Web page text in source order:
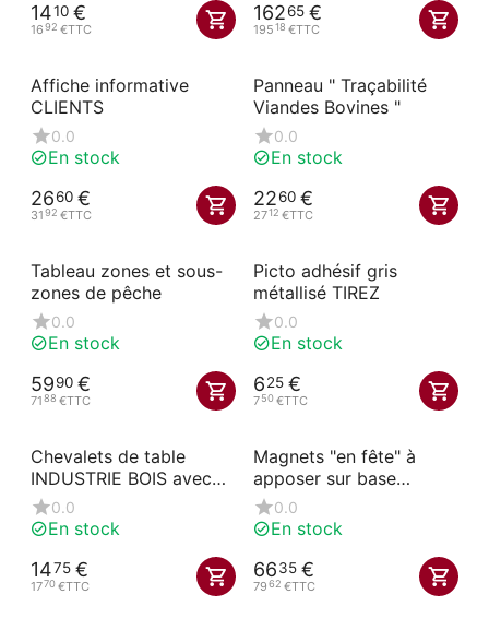
1410 €
1692 €TTC
16265 €
19518 €TTC
Affiche informative
CLIENTS
0.0
En stock
2660 €
3192 €TTC
Panneau " Traçabilité
Viandes Bovines "
0.0
En stock
2260 €
2712 €TTC
Tableau zones et sous-
zones de pêche
0.0
En stock
5990 €
7188 €TTC
Picto adhésif gris
métallisé TIREZ
0.0
En stock
625 €
750€TTC
Chevalets de table
INDUSTRIE BOIS avec
socle
0.0
En stock
1475 €
1770€TTC
Magnets "en fête" à
apposer sur base
magnétique
0.0
En stock
6635 €
7962 €TTC